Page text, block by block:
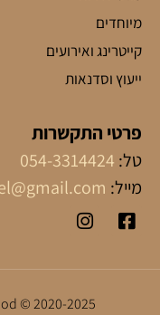
מיוחדים
קייטרינג ואירועים
ייעוץ וסדנאות
פרטי התקשרות
טל: 054-3314424
מייל:
2020-2025 © All rights reserved to Finger Food